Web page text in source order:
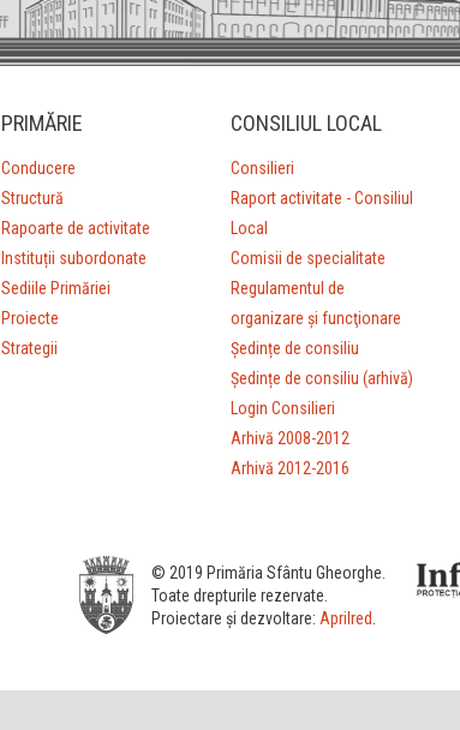
PRIMĂRIE
Conducere
Structură
Rapoarte de activitate
Instituții subordonate
Sediile Primăriei
Proiecte
Strategii
CONSILIUL LOCAL
Consilieri
Raport activitate - Consiliul
Local
Comisii de specialitate
Regulamentul de
organizare şi funcţionare
Ședințe de consiliu
Ședințe de consiliu (arhivă)
Login Consilieri
Arhivă 2008-2012
Arhivă 2012-2016
© 2019 Primăria Sfântu Gheorghe.
Toate drepturile rezervate.
Proiectare și dezvoltare: Aprilred